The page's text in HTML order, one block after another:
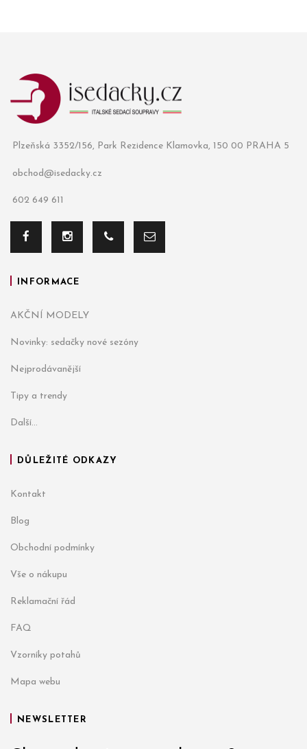
Plzeňská 3352/156, Park Rezidence Klamovka, 150 00 PRAHA 5
obchod@isedacky.cz
602 649 611
INFORMACE
AKČNÍ MODELY
Novinky: sedačky nové sezóny
Nejprodávanější
Tipy a trendy
Další...
DŮLEŽITÉ ODKAZY
Kontakt
Blog
Obchodní podmínky
Vše o nákupu
Reklamační řád
FAQ
Vzorníky potahů
Mapa webu
NEWSLETTER